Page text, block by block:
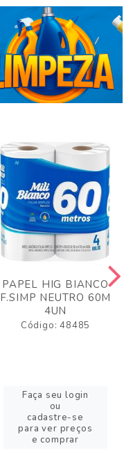
PAPEL HIG BIANCO
F.SIMP NEUTRO 60M
4UN
Código: 48485
Faça seu login
ou
cadastre-se
para ver preços
e comprar